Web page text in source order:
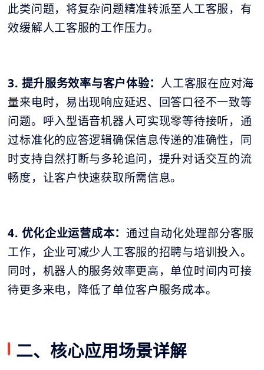
此类问题，将复杂问题精准转派至人工客服，有
效缓解人工客服的工作压力。
3. 提升服务效率与客户体验： 人工客服在应对海
量来电时，易出现响应延迟、回答口径不一致等
问题。呼入型语音机器人可实现零等待接听，通
过标准化的应答逻辑确保信息传递的准确性，同
时支持自然打断与多轮追问，提升对话交互的流
畅度，让客户快速获取所需信息。
4. 优化企业运营成本：通过自动化处理部分客服
工作，企业可减少人工客服的招聘与培训投入。
同时，机器人的服务效率更高，单位时间内可接
待更多来电，降低了单位客户服务成本。
二、核心应用场景详解